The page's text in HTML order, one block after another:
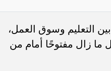
التعليم وسوق العمل،
ما زال مفتوحًا أمام من